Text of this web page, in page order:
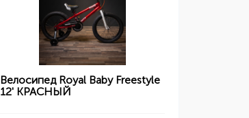
Велосипед Royal Baby Freestyle
12' КРАСНЫЙ